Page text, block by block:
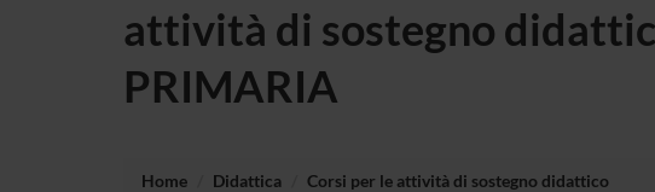
attività di sostegno
PRIMARIA
Home Didattica
Corsi per le attività di sostegno didattico